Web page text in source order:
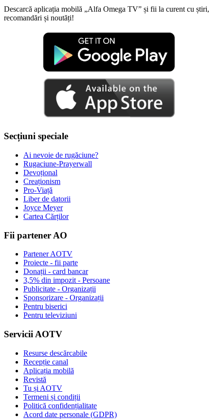
Descarcă aplicația mobilă „Alfa Omega TV” și fii la curent cu știri,
recomandări și noutăți!
Secțiuni speciale
Ai nevoie de rugăciune?
Rugaciune-Prayerwall
Devoțional
Creaționism
Pro-Viață
Liber de datorii
Joyce Meyer
Cartea Cărților
Fii partener AO
Partener AOTV
Proiecte - fii parte
Donații - card bancar
3,5% din impozit - Persoane
Publicitate - Organizații
Sponsorizare - Organizații
Pentru biserici
Pentru televiziuni
Servicii AOTV
Resurse descărcabile
Recepție canal
Aplicația mobilă
Revistă
Tu și AOTV
Termeni și condiții
Politică confidențialitate
Acord date personale (GDPR)